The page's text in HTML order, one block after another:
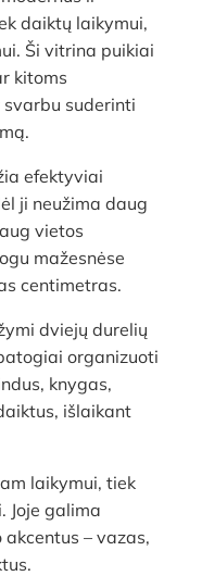
daiktų laikymui,
Ši vitrina puikiai
kitoms
suderinti
efektyviai
ji neužima daug
vietos
mažesnėse
centimetras.
dviejų durelių
organizuoti
knygas,
išlaikant
laikymui, tiek
Joje galima
– vazas,